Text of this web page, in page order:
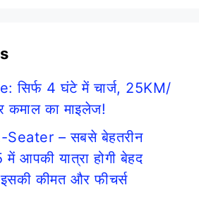
सिर्फ 4 घंटे में चार्ज, 25KM/
कमाल का माइलेज!
– सबसे बेहतरीन
आपकी यात्रा होगी बेहद
कीमत और फीचर्स